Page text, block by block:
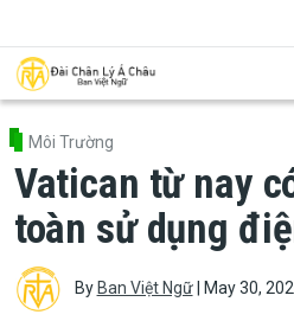
Môi Trường
Vatican từ nay
toàn sử dụng
By Ban Việt Ngữ| May 30,